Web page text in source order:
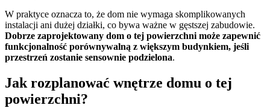
W praktyce oznacza to, że dom nie wymaga skomplikowanych
instalacji ani dużej działki, co bywa ważne w gęstszej zabudowie.
Dobrze zaprojektowany dom o tej powierzchni może zapewnić
funkcjonalność porównywalną z większym budynkiem, jeśli
przestrzeń zostanie sensownie podzielona.
Jak rozplanować wnętrze domu o tej
powierzchni?